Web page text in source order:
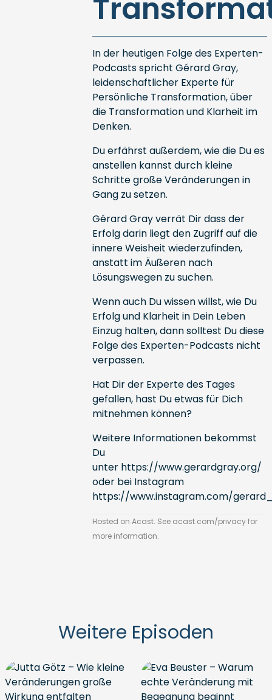
In der heutigen Folge des Experten-
Podcasts spricht Gérard Gray,
leidenschaftlicher Experte für
Persönliche Transformation, über
die Transformation und Klarheit im
Denken.
Du erfährst außerdem, wie die Du es
anstellen kannst durch kleine
Schritte große Veränderungen in
Gang zu setzen.
Gérard Gray verrät Dir dass der
Erfolg darin liegt den Zugriff auf die
innere Weisheit wiederzufinden,
anstatt im Äußeren nach
Lösungswegen zu suchen.
Wenn auch Du wissen willst, wie Du
Erfolg und Klarheit in Dein Leben
Einzug halten, dann solltest Du diese
Folge des Experten-Podcasts nicht
verpassen.
Hat Dir der Experte des Tages
gefallen, hast Du etwas für Dich
mitnehmen können?
Weitere Informationen bekommst
Du
unter https://www.gerardgray.org/
oder bei Instagram
https://www.instagram.com/
Hosted on Acast. See acast.com/privacyfor
more information.
Weitere Episoden